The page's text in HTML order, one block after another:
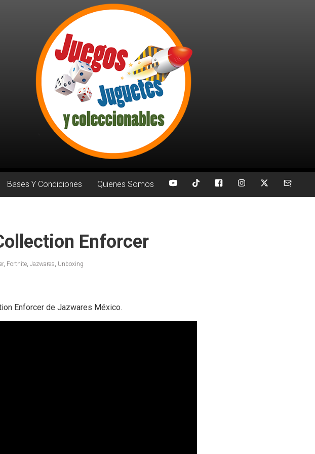
Bases Y Condiciones Quienes Somos
Enforcer
, Fortnite, Jazwares, Unboxing
Enforcer de Jazwares México.